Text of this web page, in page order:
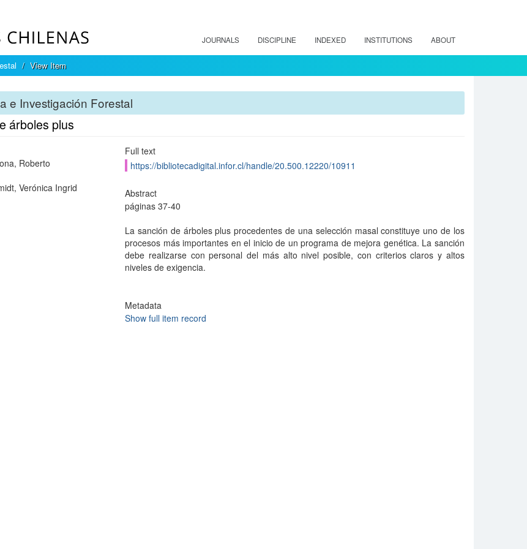
JOURNALS DISCIPLINE INDEXED INSTITUTIONS ABOUT
View Item
e Investigación Forestal
árboles plus
Roberto
Verónica Ingrid
Full text
https://bibliotecadigital.infor.cl/handle/20.500.12220/10911
Abstract
páginas 37-40
La sanción de árboles plus procedentes de una selección masal constituye uno de los
procesos más importantes en el inicio de un programa de mejora genética. La sanción
debe realizarse con personal del más alto nivel posible, con criterios claros y altos
niveles de exigencia.
Metadata
Show full item record